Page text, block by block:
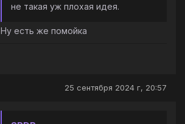
не такая уж плохая идея.
Ну есть же помойка
25 сентября 2024 г, 20:57